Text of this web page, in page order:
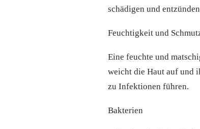
schädigen und
Feuchtigkeit und
Eine feuchte und
weicht die Haut auf und
zu Infektionen führen.
Bakterien